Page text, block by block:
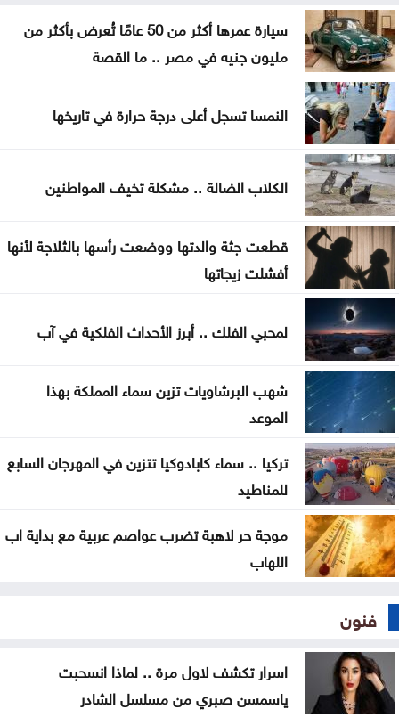
هل تأكل البطيخ مع الخبز؟ خبراء يوضحون ما قد يحدث
لجسمك
عطالله: الوصاية الهاشمية صمام أمان للمقدسات في
القدس
أعيان: مواقف الملك تعكس التزامًا أردنيًا راسخًا بالدفاع
عن القدس ومقدساتها
إيران: مفاوضات مضيق هرمز مع عُمان في مراحلها
النهائية
الرئيس الإيراني: صعوبة التواصل مع المرشد مجتبى
خامنئي
لجنة "4+4" الليبية تتوصل لاتفاق بشأن تعيين رئيس
مفوضية الانتخابات
سيارة عمرها أكثر من 50 عامًا تُعرض بأكثر من
مليون جنيه في مصر .. ما القصة
النمسا تسجل أعلى درجة حرارة في تاريخها
الكلاب الضالة .. مشكلة تخيف المواطنين
قطعت جثة والدتها ووضعت رأسها بالثلاجة لأنها
أفشلت زيجاتها
لمحبي الفلك .. أبرز الأحداث الفلكية في آب
شهب البرشاويات تزين سماء المملكة بهذا
الموعد
تركيا .. سماء كابادوكيا تتزين في المهرجان السابع
للمناطيد
موجة حر لاهبة تضرب عواصم عربية مع بداية اب
اللهاب
فنون
اسرار تكشف لاول مرة .. لماذا انسحبت
ياسمسن صبري من مسلسل الشادر